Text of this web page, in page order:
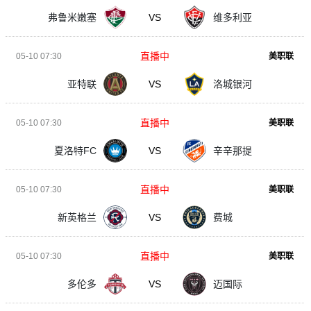
弗鲁米嫩塞 VS 维多利亚
05-10 07:30 美职联
亚特联 VS 洛城银河
直播中
05-10 07:30 美职联
夏洛特FC VS 辛辛那提
直播中
05-10 07:30 美职联
新英格兰 VS 费城
直播中
05-10 07:30 美职联
多伦多 VS 迈国际
直播中